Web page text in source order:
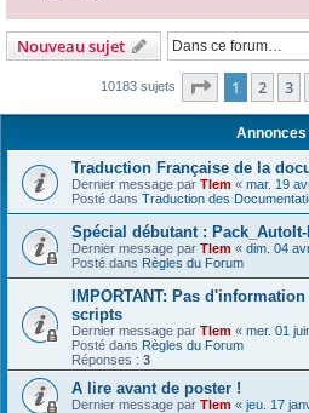
Nouveau sujet
10183 sujets Page 1sur
1 2 3
Annonces
Traduction Française de la
Dernier message par Tlem « mar. 19
Posté dans Traduction des
Spécial débutant :
Dernier message par Tlem « dim. 04
Posté dans Règles du Forum
IMPORTANT: Pas
scripts
Dernier message par Tlem « mer. 01
Posté dans Règles du Forum
Réponses : 3
A lire avant de poster !
Dernier message par Tlem « jeu. 17